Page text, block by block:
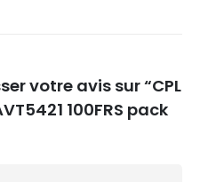
votre avis sur “CPL
100FRS pack